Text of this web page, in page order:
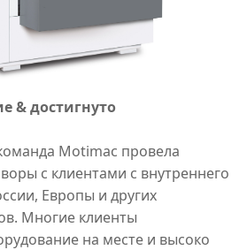
& достигнуто
Motimac провела
с клиентами с внутреннего
Европы и других
Многие клиенты
на месте и высоко